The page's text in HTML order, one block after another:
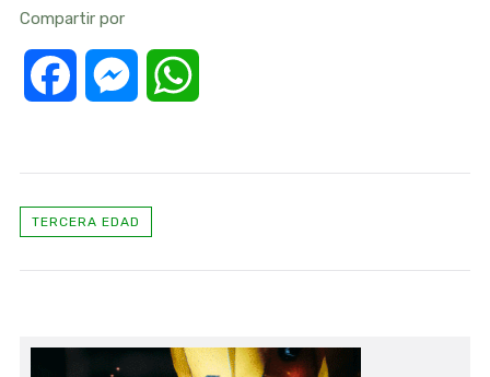
Compartir por
Facebook Messenger
TERCERA EDAD